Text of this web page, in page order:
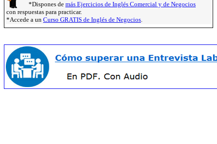
*Dispones de más Ejercicios de Inglés Comercial y de Negocios
con respuestas para practicar.
*Accede a un Curso GRATIS de Inglés de Negocios.